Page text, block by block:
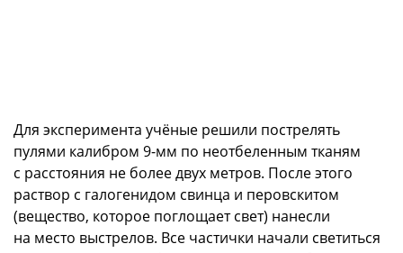
Для эксперимента учёные решили пострелять
пулями калибром 9-мм по неотбеленным тканям
с расстояния не более двух метров. После этого
раствор с галогенидом свинца и перовскитом
(вещество, которое поглощает свет) нанесли
на место выстрелов. Все частички начали светиться